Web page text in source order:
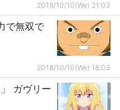
2018/10/10(We) 21:03
で無双で
2018/10/10(We) 18:03
ガヴリー